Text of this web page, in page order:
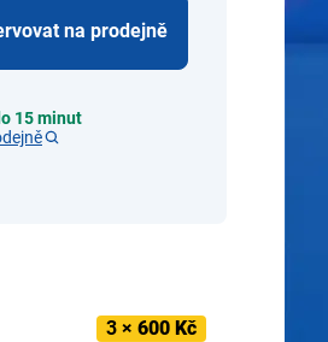
na prodejně
15 minut
3 × 600 Kč